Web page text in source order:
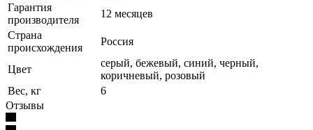
Гарантия
производителя
12 месяцев
Страна
происхождения
Россия
Цвет
серый, бежевый, синий, черный,
коричневый, розовый
Вес, кг
6
Отзывы